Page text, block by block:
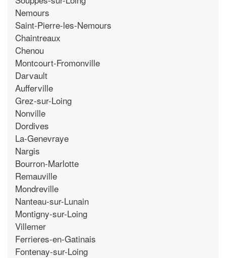
Nemours
Saint-Pierre-les-Nemours
Chaintreaux
Chenou
Montcourt-Fromonville
Darvault
Aufferville
Grez-sur-Loing
Nonville
Dordives
La-Genevraye
Nargis
Bourron-Marlotte
Remauville
Mondreville
Nanteau-sur-Lunain
Montigny-sur-Loing
Villemer
Ferrieres-en-Gatinais
Fontenay-sur-Loing